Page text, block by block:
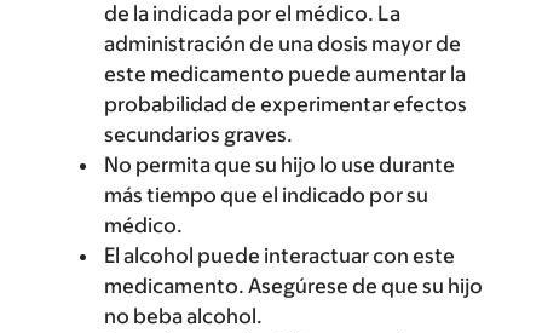
de la indicada por el médico. La
administración de una dosis mayor de
este medicamento puede aumentar la
probabilidad de experimentar efectos
secundarios graves.
No permita que su hijo lo use durante
más tiempo que el indicado por su
médico.
El alcohol puede interactuar con este
medicamento. Asegúrese de que su hijo
no beba alcohol.